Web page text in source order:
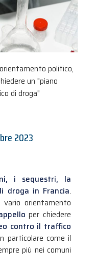
politico,
un "piano
di droga"
2023
i sequestri, la
droga in Francia.
orientamento
per chiedere
contro il traffico
particolare come il
più nei comuni